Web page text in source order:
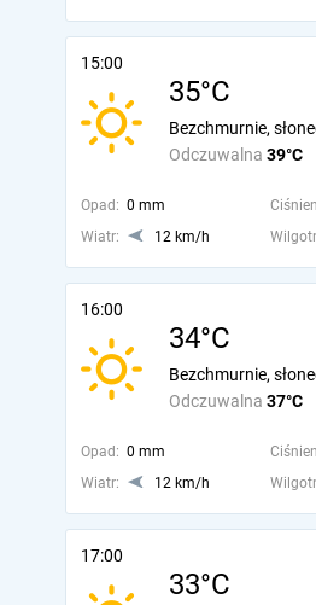
15:00
35°C
Odczuwalna 39°C
Bezchmurnie,
Opad: 0 mm
Wiatr:
12 km/h
16:00
34°C
Odczuwalna 37°C
Bezchmurnie,
Opad: 0 mm
Wiatr:
12 km/h
17:00
33°C